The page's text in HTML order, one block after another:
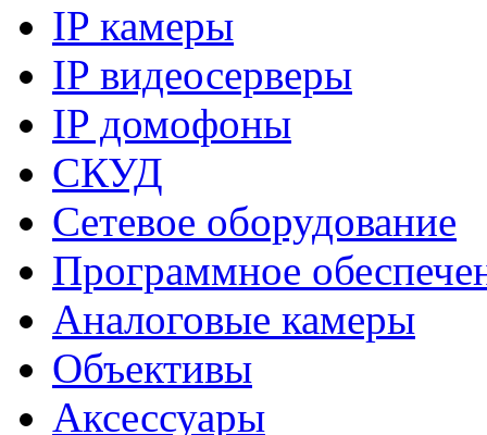
IP камеры
IP видеосерверы
IP домофоны
СКУД
Сетевое оборудование
Программное
Аналоговые камеры
Объективы
Аксессуары